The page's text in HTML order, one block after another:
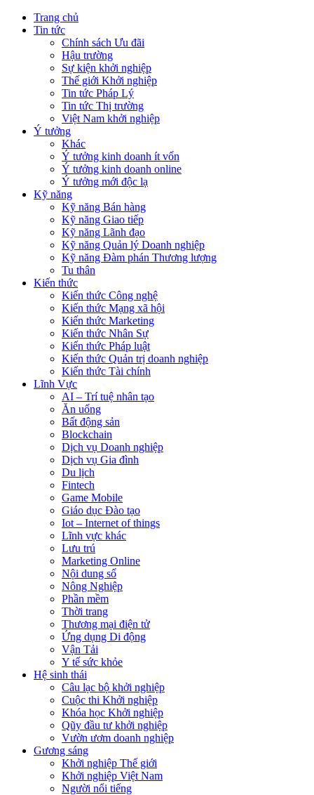
Trang chủ
Tin tức
Chính sách Ưu đãi
Hậu trường
Sự kiện khởi nghiệp
Thế giới Khởi nghiệp
Tin tức Pháp Lý
Tin tức Thị trường
Việt Nam khởi nghiệp
Ý tưởng
Khác
Ý tưởng kinh doanh ít vốn
Ý tưởng kinh doanh online
Ý tưởng mới độc lạ
Kỹ năng
Kỹ năng Bán hàng
Kỹ năng Giao tiếp
Kỹ năng Lãnh đạo
Kỹ năng Quản lý Doanh nghiệp
Kỹ năng Đàm phán Thương lượng
Tu thân
Kiến thức
Kiến thức Công nghệ
Kiến thức Mạng xã hội
Kiến thức Marketing
Kiến thức Nhân Sự
Kiến thức Pháp luật
Kiến thức Quản trị doanh nghiệp
Kiến thức Tài chính
Lĩnh Vực
AI – Trí tuệ nhân tạo
Ăn uống
Bất động sản
Blockchain
Dịch vụ Doanh nghiệp
Dịch vụ Gia đình
Du lịch
Fintech
Game Mobile
Giáo dục Đào tạo
Iot – Internet of things
Lĩnh vực khác
Lưu trú
Marketing Online
Nội dung số
Nông Nghiệp
Phần mềm
Thời trang
Thương mại điện tử
Ứng dụng Di động
Vận Tải
Y tế sức khỏe
Hệ sinh thái
Câu lạc bộ khởi nghiệp
Cuộc thi Khởi nghiệp
Khóa học Khởi nghiệp
Qũy đầu tư khởi nghiệp
Vườn ươm doanh nghiệp
Gương sáng
Khởi nghiệp Thế giới
Khởi nghiệp Việt Nam
Người nổi tiếng